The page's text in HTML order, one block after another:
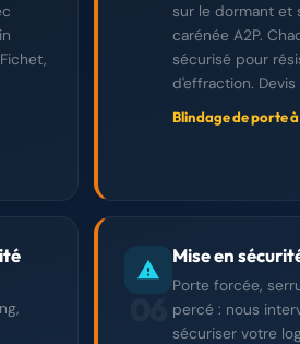
sur le dormant et
carénée A2P.
sécurisé pour
d'effraction.
Blindage de porte
Mise en
Porte forcée,
percé : nous
sécuriser votre